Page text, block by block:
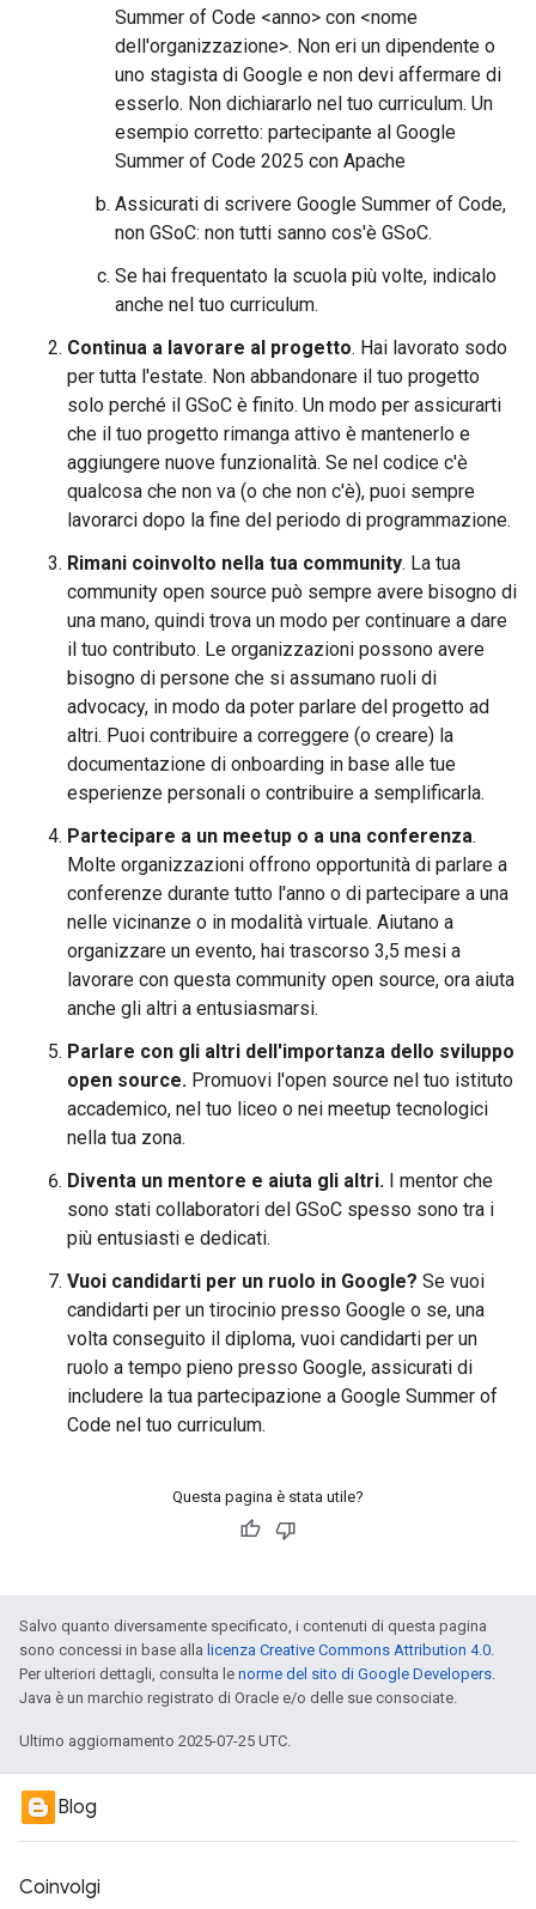
Summer of Code <anno> con <nome
dell'organizzazione>. Non eri un dipendente o
uno stagista di Google e non devi affermare di
esserlo. Non dichiararlo nel tuo curriculum. Un
esempio corretto: partecipante al Google
Summer of Code 2025 con Apache
Assicurati di scrivere Google Summer of Code,
non GSoC: non tutti sanno cos'è GSoC.
Se hai frequentato la scuola più volte, indicalo
anche nel tuo curriculum.
Continua a lavorare al progetto. Hai lavorato sodo
per tutta l'estate. Non abbandonare il tuo progetto
solo perché il GSoC è finito. Un modo per assicurarti
che il tuo progetto rimanga attivo è mantenerlo e
aggiungere nuove funzionalità. Se nel codice c'è
qualcosa che non va (o che non c'è), puoi sempre
lavorarci dopo la fine del periodo di programmazione.
Rimani coinvolto nella tua community. La tua
community open source può sempre avere bisogno di
una mano, quindi trova un modo per continuare a dare
il tuo contributo. Le organizzazioni possono avere
bisogno di persone che si assumano ruoli di
advocacy, in modo da poter parlare del progetto ad
altri. Puoi contribuire a correggere (o creare) la
documentazione di onboarding in base alle tue
esperienze personali o contribuire a semplificarla.
Partecipare a un meetup o a una conferenza.
Molte organizzazioni offrono opportunità di parlare a
conferenze durante tutto l'anno o di partecipare a una
nelle vicinanze o in modalità virtuale. Aiutano a
organizzare un evento, hai trascorso 3,5 mesi a
lavorare con questa community open source, ora aiuta
anche gli altri a entusiasmarsi.
Parlare con gli altri dell'importanza dello sviluppo
open source. Promuovi l'open source nel tuo istituto
accademico, nel tuo liceo o nei meetup tecnologici
nella tua zona.
Diventa un mentore e aiuta gli altri. I mentor che
sono stati collaboratori del GSoC spesso sono tra i
più entusiasti e dedicati.
Vuoi candidarti per un ruolo in Google? Se vuoi
candidarti per un tirocinio presso Google o se, una
volta conseguito il diploma, vuoi candidarti per un
ruolo a tempo pieno presso Google, assicurati di
includere la tua partecipazione a Google Summer of
Code nel tuo curriculum.
Questa pagina è stata utile?
Salvo quanto diversamente specificato, i contenuti di questa pagina
sono concessi in base alla licenza Creative Commons Attribution 4.0.
Per ulteriori dettagli, consulta le norme del sito di Google Developers.
Java è un marchio registrato di Oracle e/o delle sue consociate.
Ultimo aggiornamento 2025-07-25 UTC.
Blog
Coinvolgi